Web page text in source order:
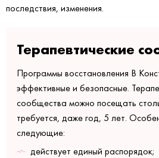
последствия, изменения.
Терапевтические
Программы восстановления В
эффективные и безопасные.
сообщества можно посещать
требуется, даже год, 5 лет.
следующие:
действует единый распорядок;